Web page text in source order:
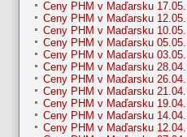
Ceny PHM v Maďarsku 17.05.
Ceny PHM v Maďarsku 12.05.
Ceny PHM v Maďarsku 10.05.
Ceny PHM v Maďarsku 05.05.
Ceny PHM v Maďarsku 03.05.
Ceny PHM v Maďarsku 28.04.
Ceny PHM v Maďarsku 26.04.
Ceny PHM v Maďarsku 21.04.
Ceny PHM v Maďarsku 19.04.
Ceny PHM v Maďarsku 14.04.
Ceny PHM v Maďarsku 12.04.